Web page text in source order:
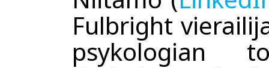
Fulbright
psykologian